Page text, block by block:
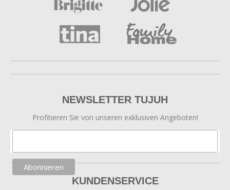
NEWSLETTER TUJUH
Profitieren Sie von unseren exklusiven Angeboten!
KUNDENSERVICE